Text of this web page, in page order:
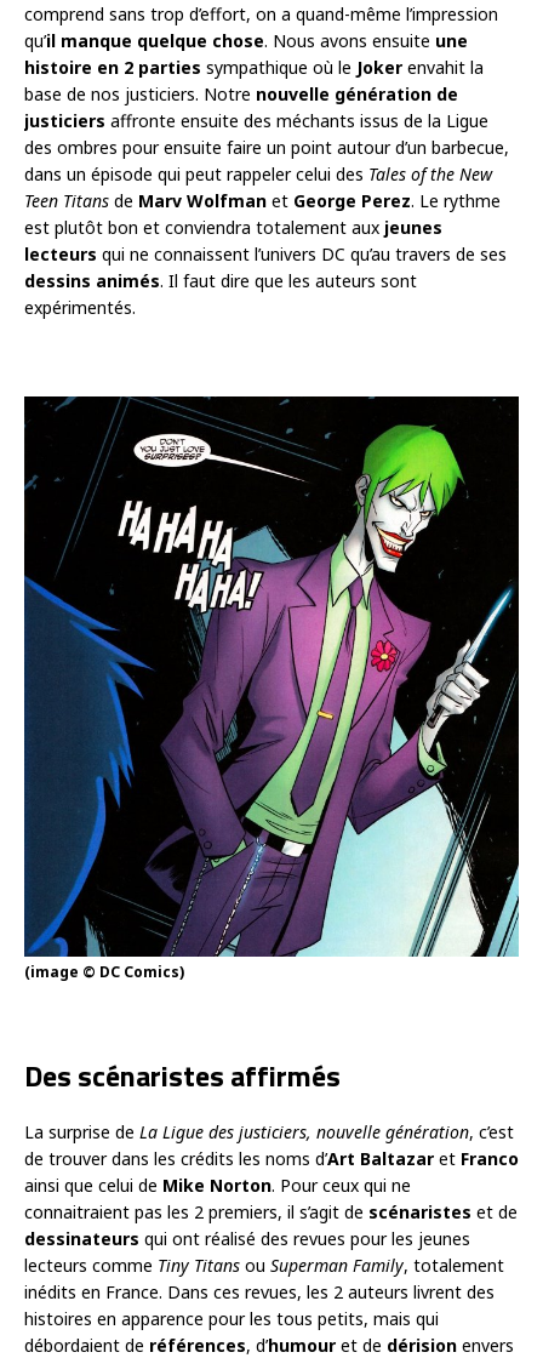
comprend sans trop d’effort, on a quand-même l’impression
qu’il manque quelque chose. Nous avons ensuite une
histoire en 2 parties sympathique où le Joker envahit la
base de nos justiciers. Notre nouvelle génération de
justiciers affronte ensuite des méchants issus de la Ligue
des ombres pour ensuite faire un point autour d’un barbecue,
dans un épisode qui peut rappeler celui des Tales of the New
Teen Titans de Marv Wolfman et George Perez. Le rythme
est plutôt bon et conviendra totalement aux jeunes
lecteurs qui ne connaissent l’univers DC qu’au travers de ses
dessins animés. Il faut dire que les auteurs sont
expérimentés.
(image © DC Comics)
Des scénaristes affirmés
La surprise de La Ligue des justiciers, nouvelle génération, c’est
de trouver dans les crédits les noms d’Art Baltazar et Franco
ainsi que celui de Mike Norton. Pour ceux qui ne
connaitraient pas les 2 premiers, il s’agit de scénaristes et de
dessinateurs qui ont réalisé des revues pour les jeunes
lecteurs comme Tiny Titans ou Superman Family, totalement
inédits en France. Dans ces revues, les 2 auteurs livrent des
histoires en apparence pour les tous petits, mais qui
débordaient de références, d’humour et de dérision envers